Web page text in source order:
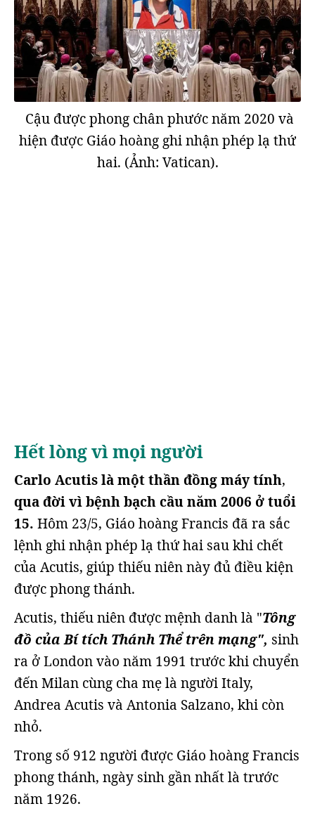
Cậu được phong chân phước năm 2020 và
hiện được Giáo hoàng ghi nhận phép lạ thứ
hai. (Ảnh: Vatican).
Hết lòng vì mọi người
Carlo Acutis là một thần đồng máy tính,
qua đời vì bệnh bạch cầu năm 2006 ở tuổi
15. Hôm 23/5, Giáo hoàng Francis đã ra sắc
lệnh ghi nhận phép lạ thứ hai sau khi chết
của Acutis, giúp thiếu niên này đủ điều kiện
được phong thánh.
Acutis, thiếu niên được mệnh danh là "Tông
đồ của Bí tích Thánh Thể trên mạng", sinh
ra ở London vào năm 1991 trước khi chuyển
đến Milan cùng cha mẹ là người Italy,
Andrea Acutis và Antonia Salzano, khi còn
nhỏ.
Trong số 912 người được Giáo hoàng Francis
phong thánh, ngày sinh gần nhất là trước
năm 1926.